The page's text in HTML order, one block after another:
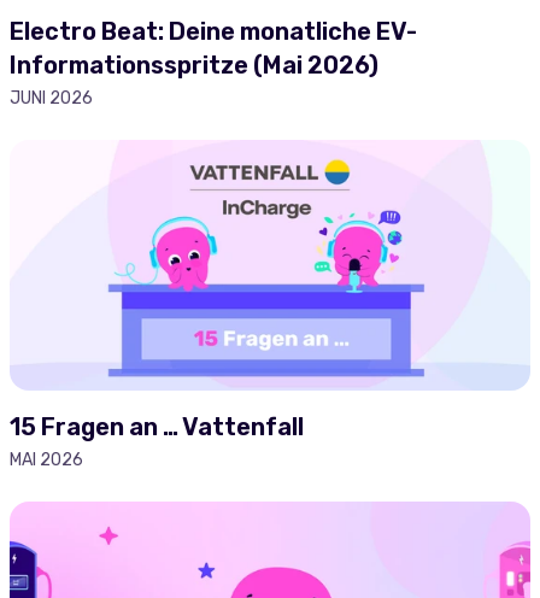
Electro Beat: Deine monatliche EV-
Informationsspritze (Mai 2026)
JUNI 2026
15 Fragen an … Vattenfall
MAI 2026